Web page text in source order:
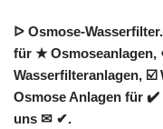
ᐅ Osmose-
für ★
Wasserfilteranlagen, ☑️
Osmose Anlagen für
uns ✉ ✔.